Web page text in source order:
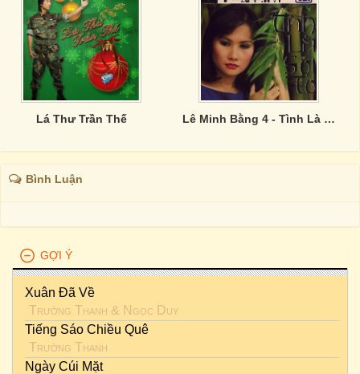
Lá Thư Trần Thế Lê Minh Bằng 4 - Tình Là Sợi Tơ
Bình Luận
GỢI Ý
Xuân Đã Về
Trường Thanh & Ngọc Duy
Tiếng Sáo Chiều Quê
Trường Thanh
Ngày Cúi Mặt